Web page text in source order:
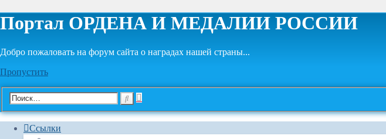
Портал ОРДЕНА И МЕДАЛИИ РОССИИ
Добро пожаловать на форум сайта о наградах нашей страны...
Пропустить
Расширенный
Ссылки